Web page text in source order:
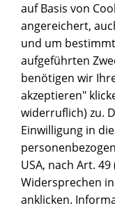
auf Basis von
angereichert,
und um
aufgeführten
benötigen wir
akzeptieren"
widerruflich) zu.
Einwilligung in
USA, nach Art.
Widersprechen
anklicken.